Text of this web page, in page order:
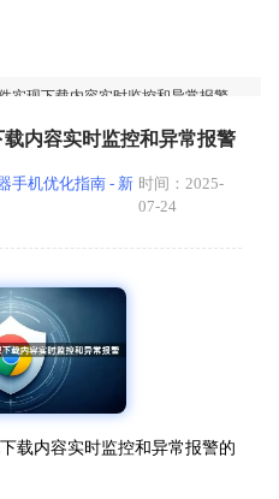
实现下载内容实时监控和异常报警
内容实时监控和异常报警
手机优化指南 - 新 时间：2025-
07-24
载内容实时监控和异常报警的